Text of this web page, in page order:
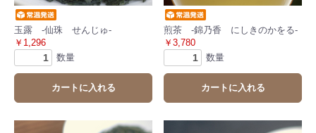
玉露 -仙珠 せんじゅ-
￥1,296
数量
カートに入れる
煎茶 -錦乃香 にしきのかをる-
￥3,780
数量
カートに入れる